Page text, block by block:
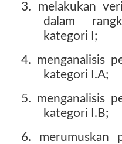
3. melakukan
dalam
kategori I;
4. menganalisis
kategori I.A;
5. menganalisis
kategori I.B;
6. merumuskan